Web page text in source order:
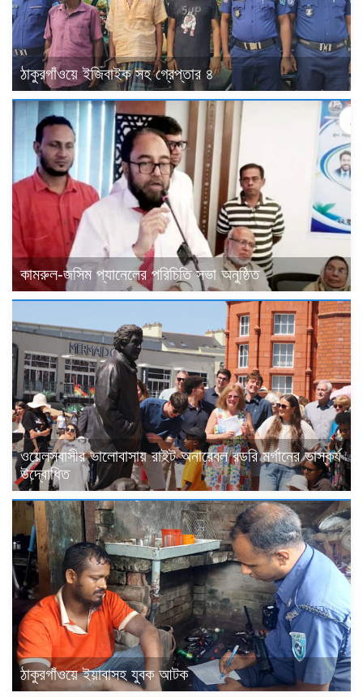
ঠাকুরগাঁওয়ে ইজিবাইক সহ গ্রেপ্তার ৪
কামরুল-জসিম প্যানেলের পরিচিতি সভা অনুষ্ঠিত
ওয়েলসবাসীর ভালোবাসায় রাইট অনারেবল রডরি মর্গানের ভাস্কর্য
উদ্বোধিত
ঠাকুরগাঁওয়ে ইয়াবাসহ যুবক আটক